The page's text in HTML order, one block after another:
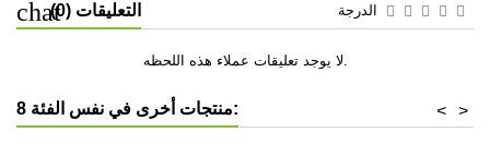
التعليقات (0) الدرجة
لا يوجد تعليقات عملاء هذه اللحظه.
8 منتجات أخرى في نفس الفئة: >
<